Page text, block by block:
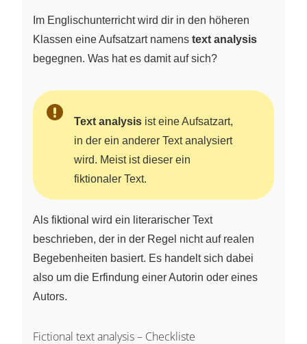
Im Englischunterricht wird dir in den höheren
Klassen eine Aufsatzart namens text analysis
begegnen. Was hat es damit auf sich?
Text analysis ist eine Aufsatzart,
in der ein anderer Text analysiert
wird. Meist ist dieser ein
fiktionaler Text.
Als fiktional wird ein literarischer Text
beschrieben, der in der Regel nicht auf realen
Begebenheiten basiert. Es handelt sich dabei
also um die Erfindung einer Autorin oder eines
Autors.
Fictional text analysis – Checkliste